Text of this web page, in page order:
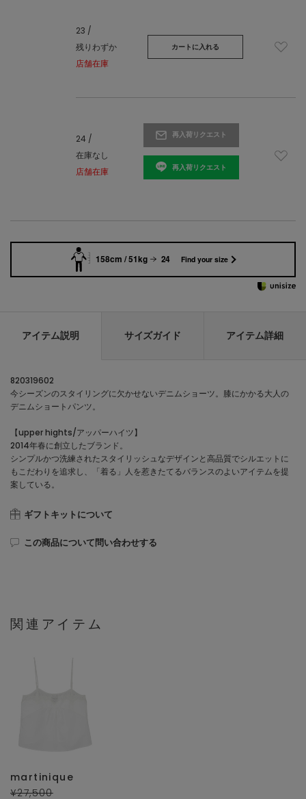
23 /
残りわずか
店舗在庫
カートに入れる
24 /
在庫なし
店舗在庫
再入荷リクエスト
再入荷リクエスト
158cm / 51kg 24 Find your size
アイテム説明 サイズガイド アイテム詳細
820319602
今シーズンのスタイリングに欠かせないデニムショーツ。膝にかかる大人の
デニムショートパンツ。
【upper hights/アッパーハイツ】
2014年春に創立したブランド。
シンプルかつ洗練されたスタイリッシュなデザインと高品質でシルエットに
もこだわりを追求し、「着る」人を惹きたてるバランスのよいアイテムを提
案している。
ギフトキットについて
この商品について問い合わせする
関連アイテム
martinique
¥27,500